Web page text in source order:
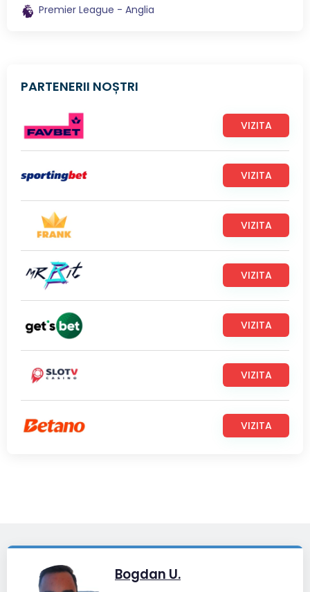
Premier League - Anglia
PARTENERII NOȘTRI
VIZITA
VIZITA
VIZITA
VIZITA
VIZITA
VIZITA
VIZITA
Bogdan U.